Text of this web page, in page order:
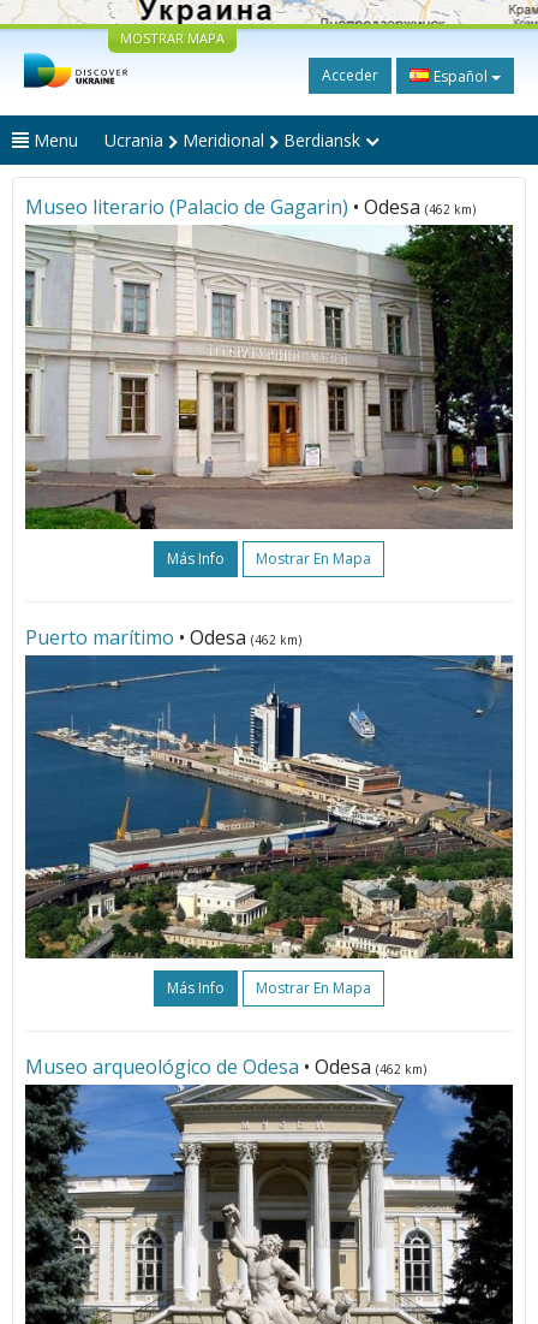
MOSTRAR MAPA
Acceder Español
Menu Ucrania Meridional Berdiansk
Museo literario (Palacio de Gagarin) • Odesa (462 km)
Más Info Mostrar En Mapa
Puerto marítimo • Odesa (462 km)
Más Info Mostrar En Mapa
Museo arqueológico de Odesa • Odesa (462 km)